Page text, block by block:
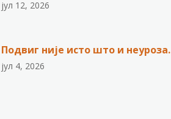
јул 12, 2026
Подвиг није исто што и неуроза.
јул 4, 2026